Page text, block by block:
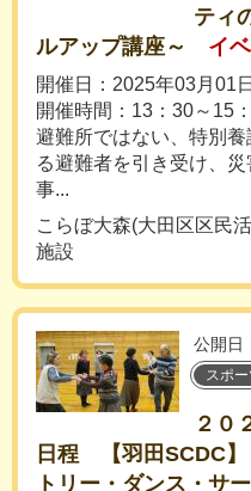
ティ
ルアップ講座～
イ
開催日：2025年03月01
開催時間：13：30～15
避難所ではない、特別
る避難者を引き受け、
事...
こらぼ大森(大田区区民
施設
公開日
スポ
２０
日程 【羽田SCDC
トリー・ダンス・サ